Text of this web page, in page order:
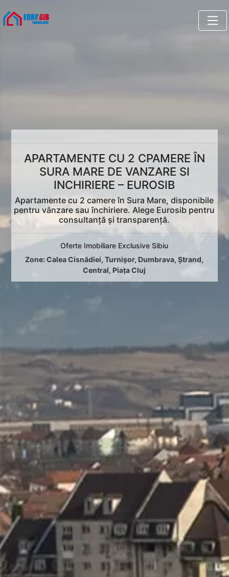
APARTAMENTE CU 2 CPAMERE ÎN
SURA MARE DE VANZARE SI
INCHIRIERE – EUROSIB
Apartamente cu 2 camere în Sura Mare, disponibile
pentru vânzare sau închiriere. Alege Eurosib pentru
consultanță și transparență.
Oferte Imobiliare Exclusive Sibiu
Zone:Calea Cisnădiei,Turnișor, Dumbrava,Ștrand,
Central, Piața Cluj